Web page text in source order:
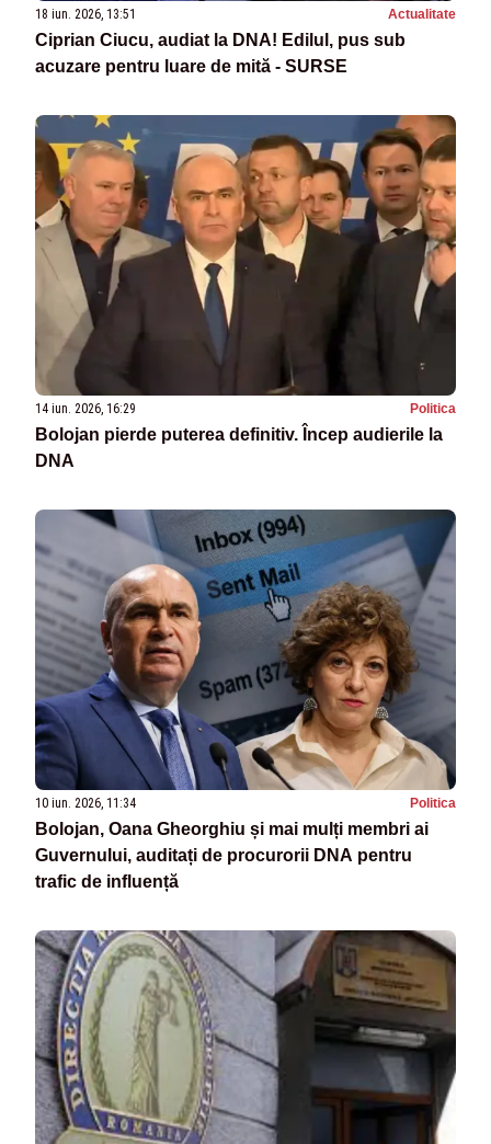
18 iun. 2026, 13:51 Actualitate
Ciprian Ciucu, audiat la DNA! Edilul, pus sub
acuzare pentru luare de mită - SURSE
14 iun. 2026, 16:29 Politica
Bolojan pierde puterea definitiv. Încep audierile la
DNA
10 iun. 2026, 11:34 Politica
Bolojan, Oana Gheorghiu și mai mulți membri ai
Guvernului, auditați de procurorii DNA pentru
trafic de influență